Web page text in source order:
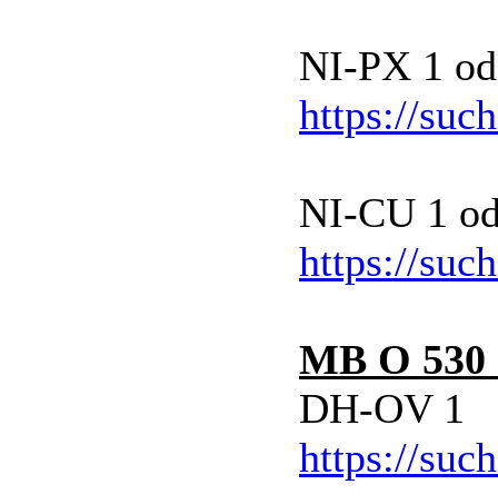
NI-PX 1
https://
NI-CU 1
https://
MB O
DH-OV 1
https://